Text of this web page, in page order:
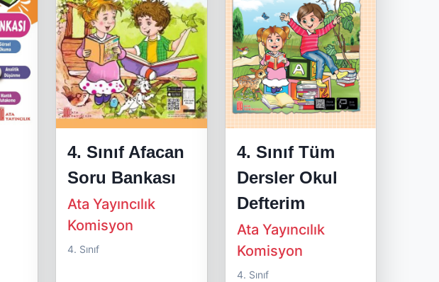
4. Sınıf Afacan
Soru Bankası
Ata Yayıncılık
Komisyon
4. Sınıf
4. Sınıf Tüm
Dersler Okul
Defterim
Ata Yayıncılık
Komisyon
4. Sınıf